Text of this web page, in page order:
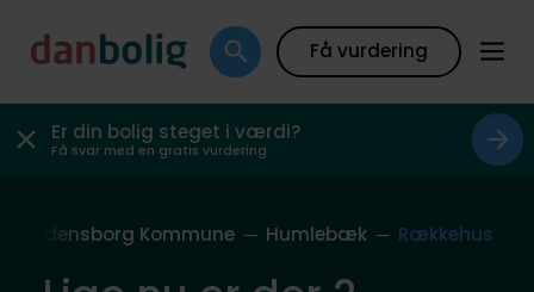
Få vurdering
Er din bolig steget i værdi?
Få svar med en gratis vurdering
Fredensborg Kommune Humlebæk Rækkehus